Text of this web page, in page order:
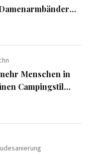
Menschen in
Campingstil